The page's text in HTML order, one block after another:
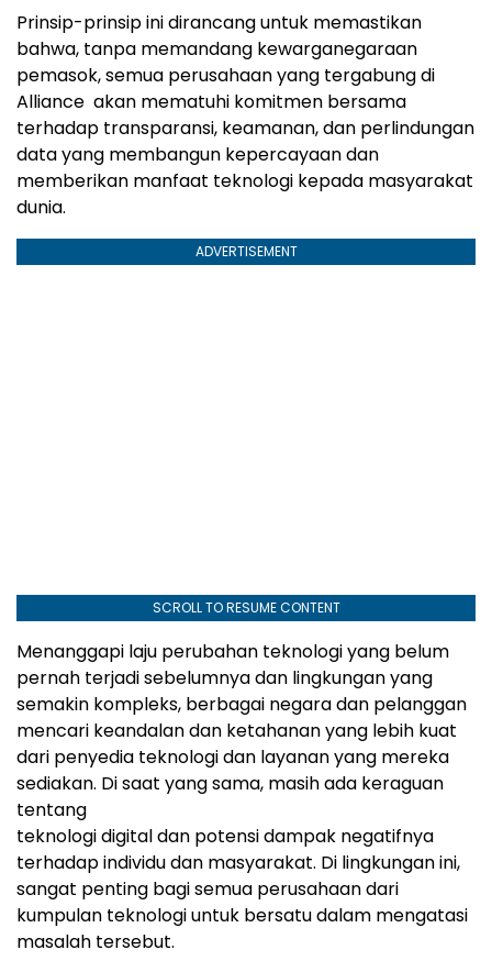
Prinsip-prinsip ini dirancang untuk memastikan
bahwa, tanpa memandang kewarganegaraan
pemasok, semua perusahaan yang tergabung di
Alliance akan mematuhi komitmen bersama
terhadap transparansi, keamanan, dan perlindungan
data yang membangun kepercayaan dan
memberikan manfaat teknologi kepada masyarakat
dunia.
ADVERTISEMENT
SCROLL TO RESUME CONTENT
Menanggapi laju perubahan teknologi yang belum
pernah terjadi sebelumnya dan lingkungan yang
semakin kompleks, berbagai negara dan pelanggan
mencari keandalan dan ketahanan yang lebih kuat
dari penyedia teknologi dan layanan yang mereka
sediakan. Di saat yang sama, masih ada keraguan
tentang
teknologi digital dan potensi dampak negatifnya
terhadap individu dan masyarakat. Di lingkungan ini,
sangat penting bagi semua perusahaan dari
kumpulan teknologi untuk bersatu dalam mengatasi
masalah tersebut.